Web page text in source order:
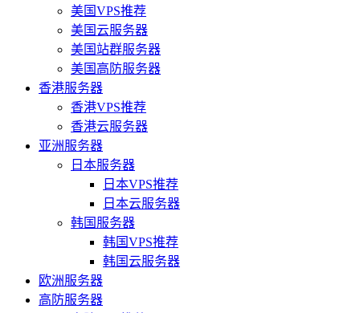
美国VPS推荐
美国云服务器
美国站群服务器
美国高防服务器
香港服务器
香港VPS推荐
香港云服务器
亚洲服务器
日本服务器
日本VPS推荐
日本云服务器
韩国服务器
韩国VPS推荐
韩国云服务器
欧洲服务器
高防服务器